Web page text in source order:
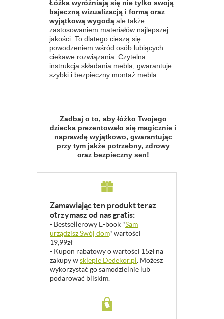
Łóżka wyróżniają się nie tylko swoją
bajeczną wizualizacją i formą oraz
wyjątkową wygodą ale także
zastosowaniem materiałów najlepszej
jakości. To dlatego cieszą się
powodzeniem wśród osób lubiących
ciekawe rozwiązania. Czytelna
instrukcja składania mebla, gwarantuje
szybki i bezpieczny montaż mebla.
Zadbaj o to, aby łóżko Twojego
dziecka prezentowało się magicznie i
naprawdę wyjątkowo, gwarantując
przy tym jakże potrzebny, zdrowy
oraz bezpieczny sen!
Zamawiając ten produkt teraz
otrzymasz od nas gratis:
- Bestsellerowy E-book "Sam
urządzisz Swój dom" wartości
19,99zł
- Kupon rabatowy o wartości 15zł na
zakupy wsklepie Dedekor.pl. Możesz
wykorzystać go samodzielnie lub
podarować bliskim.